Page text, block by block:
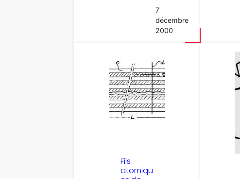
7
décembre
2000
Fils
atomiqu